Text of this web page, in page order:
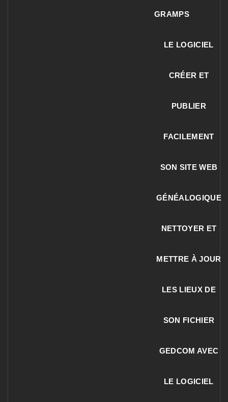
GRAMPS
LE LOGICIEL
CRÉER ET
PUBLIER
FACILEMENT
SON SITE WEB
GÉNÉALOGIQUE
NETTOYER ET
METTRE À JOUR
LES LIEUX DE
SON FICHIER
GEDCOM AVEC
LE LOGICIEL